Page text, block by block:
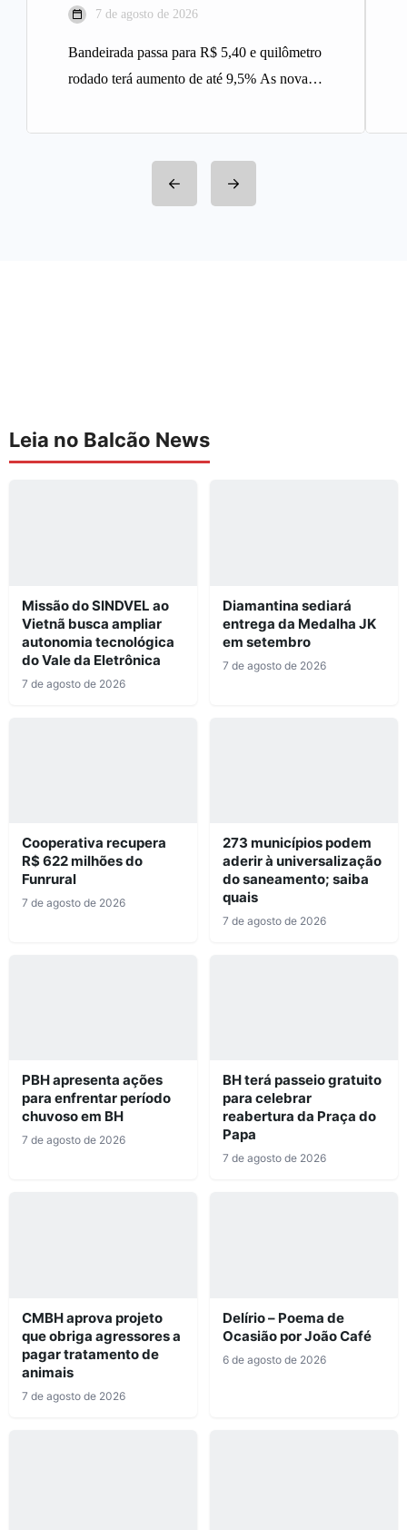
7 de agosto de 2026
Bandeirada passa para R$ 5,40 e quilômetro
rodado terá aumento de até 9,5% As novas
Leia no Balcão News
Missão do SINDVEL ao
Vietnã busca ampliar
autonomia tecnológica
do Vale da Eletrônica
7 de agosto de 2026
Diamantina sediará
entrega da Medalha JK
em setembro
7 de agosto de 2026
Cooperativa recupera
R$ 622 milhões do
Funrural
7 de agosto de 2026
273 municípios podem
aderir à universalização
do saneamento; saiba
quais
7 de agosto de 2026
PBH apresenta ações
para enfrentar período
chuvoso em BH
7 de agosto de 2026
BH terá passeio gratuito
para celebrar
reabertura da Praça do
Papa
7 de agosto de 2026
CMBH aprova projeto
que obriga agressores a
pagar tratamento de
animais
7 de agosto de 2026
Delírio – Poema de
Ocasião por João Café
6 de agosto de 2026